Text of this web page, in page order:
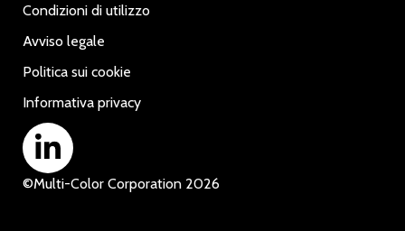
©Multi-Color Corporation 2026
Condizioni di utilizzo
Avviso legale
Politica sui cookie
Informativa privacy